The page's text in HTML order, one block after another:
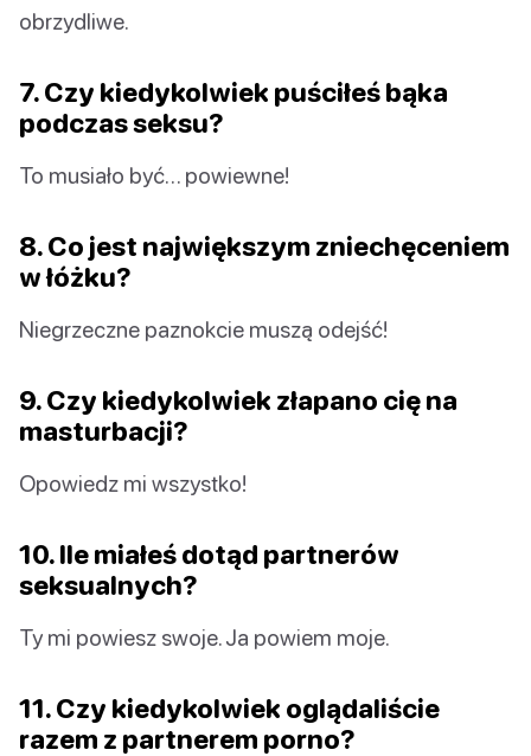
obrzydliwe.
7. Czy kiedykolwiek puściłeś bąka
podczas seksu?
To musiało być… powiewne!
8. Co jest największym zniechęceniem
w łóżku?
Niegrzeczne paznokcie muszą odejść!
9. Czy kiedykolwiek złapano cię na
masturbacji?
Opowiedz mi wszystko!
10. Ile miałeś dotąd partnerów
seksualnych?
Ty mi powiesz swoje. Ja powiem moje.
11. Czy kiedykolwiek oglądaliście
razem z partnerem porno?